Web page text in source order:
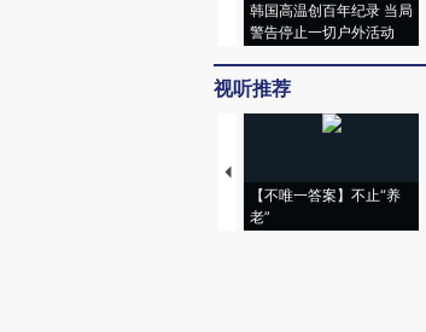
韩国高温创百年纪录 当局
警告停止一切户外活动
视听推荐
【不唯一答案】不止“养
老”